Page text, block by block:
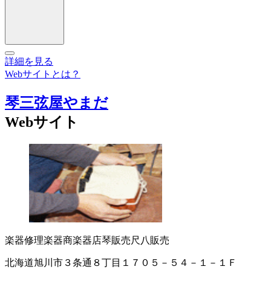
詳細を見る
Webサイトとは？
琴三弦屋やまだ
Webサイト
楽器修理楽器商楽器店琴販売尺八販売
北海道旭川市３条通８丁目１７０５－５４－１－１Ｆ